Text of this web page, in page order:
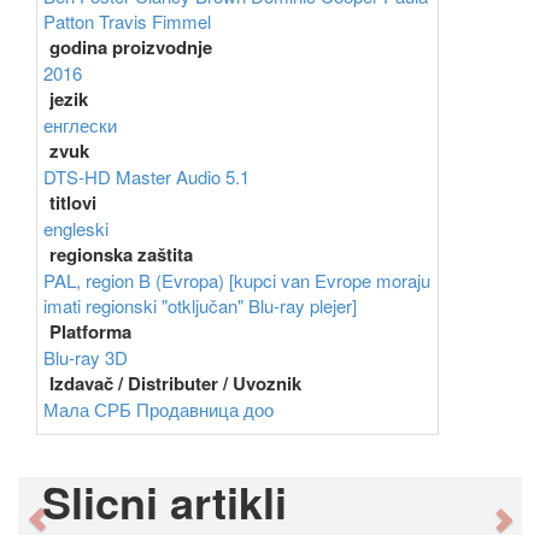
PattonTravis Fimmel
godina proizvodnje
2016
jezik
енглески
zvuk
DTS-HD Master Audio 5.1
titlovi
engleski
regionska zaštita
PAL, region B (Evropa) [kupci van Evrope moraju
imati regionski "otključan" Blu-ray plejer]
Platforma
Blu-ray 3D
Izdavač / Distributer / Uvoznik
Мала СРБ Продавница доо
Slicni artikli
Previous